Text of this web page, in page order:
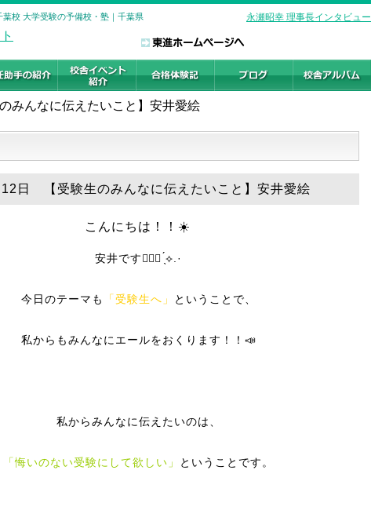
葉校 大学受験の予備校・塾｜千葉県 永瀬昭幸 理事長インタビュー
のみんなに伝えたいこと】安井愛絵
日 【受験生のみんなに伝えたいこと】安井愛絵
こんにちは！！☀️
安井です🙋🏼‍♀️ ̖́⟡.·
今日のテーマも 「受験生へ」 ということで、
私からもみんなにエールをおくります！！📣
私からみんなに伝えたいのは、
「悔いのない受験にして欲しい」 ということです。